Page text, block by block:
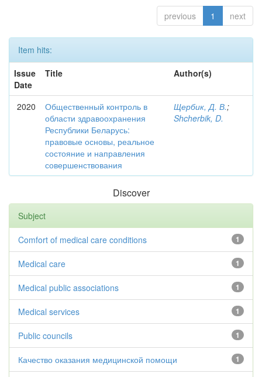
previous 1 next
Item hits:
Issue
Date
Title Author(s)
2020
Общественный контроль в
области здравоохранения
Республики Беларусь:
правовые основы, реальное
состояние и направления
совершенствования
Щербик, Д. В.;
Shcherbik, D.
Discover
Subject
1
Comfort of medical care conditions
1
Medical care
1
Medical public associations
1
Medical services
1
Public councils
1
Качество оказания медицинской помощи